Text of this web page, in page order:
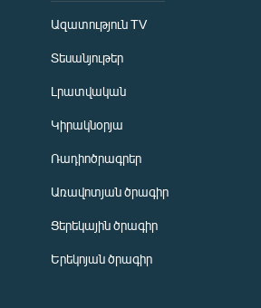
Ազատություն TV
Տեսանյութեր
Լրատվական
Կիրակնօրյա
Ռադիոծրագրեր
Առավոտյան ծրագիր
Ցերեկային ծրագիր
Երեկոյան ծրագիր